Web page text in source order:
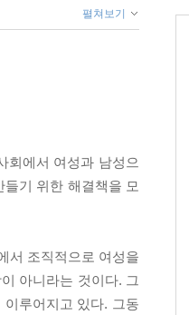
펼쳐보기
회에서 여성과 남성으
기 위한 해결책을 모
서 조직적으로 여성을
아니라는 것이다. 그
루어지고 있다. 그동